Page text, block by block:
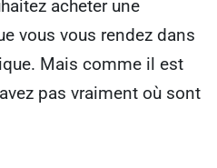
acheter une
vous vous rendez dans
Mais comme il est
pas vraiment où sont